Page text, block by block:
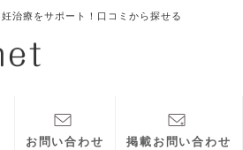
治療をサポート！口コミから探せる
お問い合わせ 掲載お問い合わせ